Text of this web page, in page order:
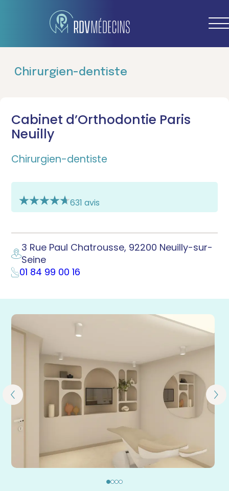
Chirurgien-dentiste
Cabinet d’Orthodontie Paris
Neuilly
Chirurgien-dentiste
631 avis
3 Rue Paul Chatrousse, 92200 Neuilly-sur-
Seine
01 84 99 00 16